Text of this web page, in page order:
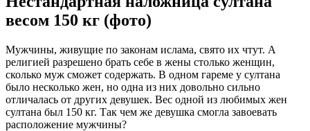
весом 150 кг (фото)
Мужчины, живущие по законам ислама, свято их чтут. А
религией разрешено брать себе в жены столько женщин,
сколько муж сможет содержать. В одном гареме у султана
было несколько жен, но одна из них довольно сильно
отличалась от других девушек. Вес одной из любимых жен
султана был 150 кг. Так чем же девушка смогла завоевать
расположение мужчины?